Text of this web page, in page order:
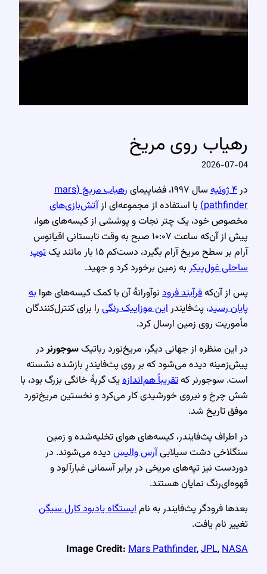
رهیاب روی مریخ
2026-07-04
در۴ ژوئیه سال ۱۹۹۷، فضاپیمای
رهیاب مریخ (mars
pathfinder) با استفاده از مجموعه‌ای ازآتش‌بازی‌های
مخصوص خود، یک چتر نجات و پوششی از کیسه‌های هوا،
پیش از آن‌که ساعت ۱۰:۰۷ صبح به وقت تابستانی اقیانوس
آرام بر سطح مریخ آرام بگیرد، دست‌کم ۱۵ بار مانند یک
توپ
ساحلی غول‌پیکربه زمین برخورد کرد و جهید.
پس از آن‌کهفرآیند فرودنوآورانهٔ آن با کمک کیسه‌های هوابه
پایان رسید، پث‌فایندراین موزاییک رنگیرا برای کنترل‌کنندگان
مأموریت روی زمین ارسال کرد.
در این منظره از جهانی دیگر، مریخ‌نورد رباتیکسوجورنردر
پیش‌زمینه دیده می‌شود که بر روی پث‌فایندرِ بازشده نشسته
است. سوجورنر کهتقریباً هم‌اندازهیک گربهٔ خانگی بزرگ بود، با
شش چرخ و نیروی خورشیدی کار می‌کرد و نخستین مریخ‌نورد
موفق تاریخ شد.
در اطراف پث‌فایندر، کیسه‌های هوای تخلیه‌شده و زمین
سنگلاخی دشت سیلابیآرس والیسدیده می‌شوند. در
دوردست نیز تپه‌های مریخی در برابر آسمانی غبارآلود و
قهوه‌ای‌رنگ نمایان هستند.
بعدها فرودگر پث‌فایندر به نامایستگاه یادبود کارل سیگن
تغییر نام یافت.
Image Credit:Mars Pathfinder,JPL,NASA